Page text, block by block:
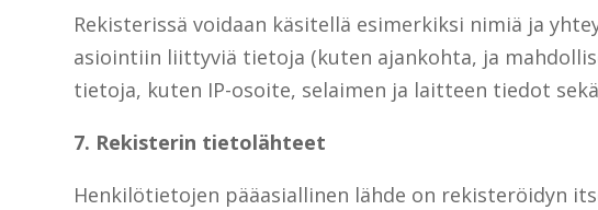
Rekisterissä voidaan käsitellä esimerkiksi nimiä ja
asiointiin liittyviä tietoja (kuten ajankohta, ja
tietoja, kuten IP-osoite, selaimen ja laitteen tiedot
7. Rekisterin tietolähteet
Henkilötietojen pääasiallinen lähde on rekisteröidyn